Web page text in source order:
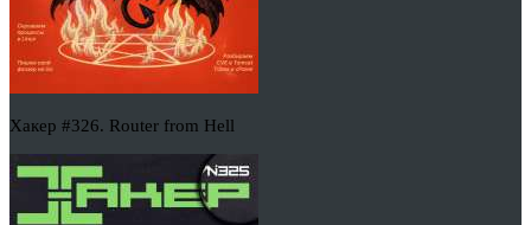
Хакер #326. Router from Hell